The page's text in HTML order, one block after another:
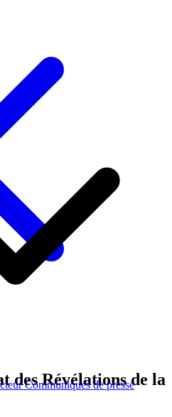
Communiqués de presse
des Révélations de la